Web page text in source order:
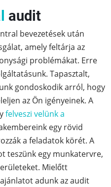
audit
bevezetések után
amely feltárja az
problémákat. Erre
Tapasztalt,
gondoskodik arról, hogy
az Ön igényeinek. A
felveszi velünk a
egy rövid
a feladatok körét. A
teszünk egy munkatervre,
Mielőtt
adunk az audit